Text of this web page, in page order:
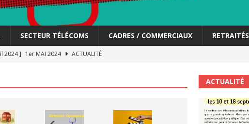
SECTEUR TÉLÉCOMS CADRES / COMMERCIAUX RETRAITÉS
2024 ] 1er MAI 2024
ACTUALITÉ
2023 ] CGT LBP Deuxième syndicat de la Banque Postale
ACTUALITÉ
2023 ]
Postières – Postiers Gardons la main sur nos congés !
ACTUALITÉ
ACTUALITÉ